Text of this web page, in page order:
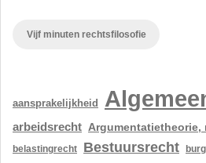
Vijf minuten rechtsfilosofie
aansprakelijkheid
arbeidsrecht Argumentatietheorie,
belastingrecht Bestuursrecht